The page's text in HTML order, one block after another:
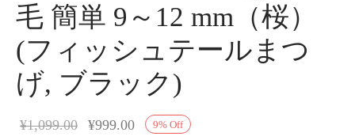
毛 簡単 9～12 mm（桜）
(フィッシュテールまつ
げ, ブラック)
9% Off
¥1,099.00 ¥999.00